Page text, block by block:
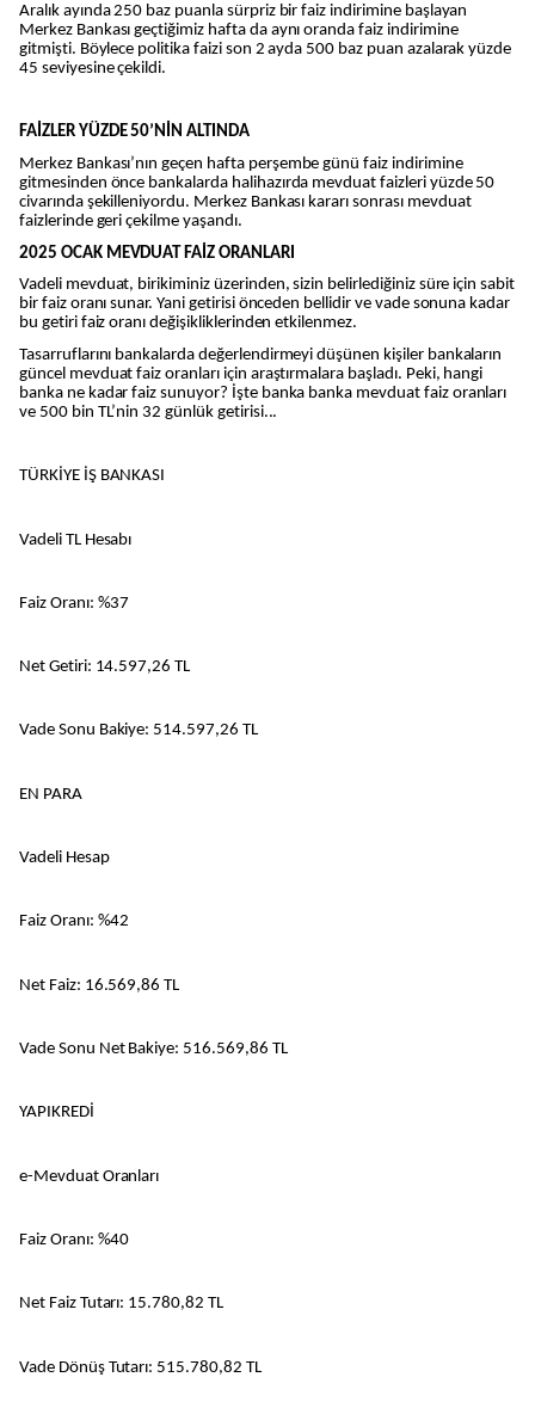
Aralık ayında 250 baz puanla sürpriz bir faiz indirimine başlayan
Merkez Bankası geçtiğimiz hafta da aynı oranda faiz indirimine
gitmişti. Böylece politika faizi son 2 ayda 500 baz puan azalarak yüzde
45 seviyesine çekildi.
FAİZLER YÜZDE 50’NİN ALTINDA
Merkez Bankası’nın geçen hafta perşembe günü faiz indirimine
gitmesinden önce bankalarda halihazırda mevduat faizleri yüzde 50
civarında şekilleniyordu. Merkez Bankası kararı sonrası mevduat
faizlerinde geri çekilme yaşandı.
2025 OCAK MEVDUAT FAİZ ORANLARI
Vadeli mevduat, birikiminiz üzerinden, sizin belirlediğiniz süre için sabit
bir faiz oranı sunar. Yani getirisi önceden bellidir ve vade sonuna kadar
bu getiri faiz oranı değişikliklerinden etkilenmez.
Tasarruflarını bankalarda değerlendirmeyi düşünen kişiler bankaların
güncel mevduat faiz oranları için araştırmalara başladı. Peki, hangi
banka ne kadar faiz sunuyor? İşte banka banka mevduat faiz oranları
ve 500 bin TL’nin 32 günlük getirisi...
TÜRKİYE İŞ BANKASI
Vadeli TL Hesabı
Faiz Oranı: %37
Net Getiri: 14.597,26 TL
Vade Sonu Bakiye: 514.597,26 TL
EN PARA
Vadeli Hesap
Faiz Oranı: %42
Net Faiz: 16.569,86 TL
Vade Sonu Net Bakiye: 516.569,86 TL
YAPIKREDİ
e-Mevduat Oranları
Faiz Oranı: %40
Net Faiz Tutarı: 15.780,82 TL
Vade Dönüş Tutarı: 515.780,82 TL